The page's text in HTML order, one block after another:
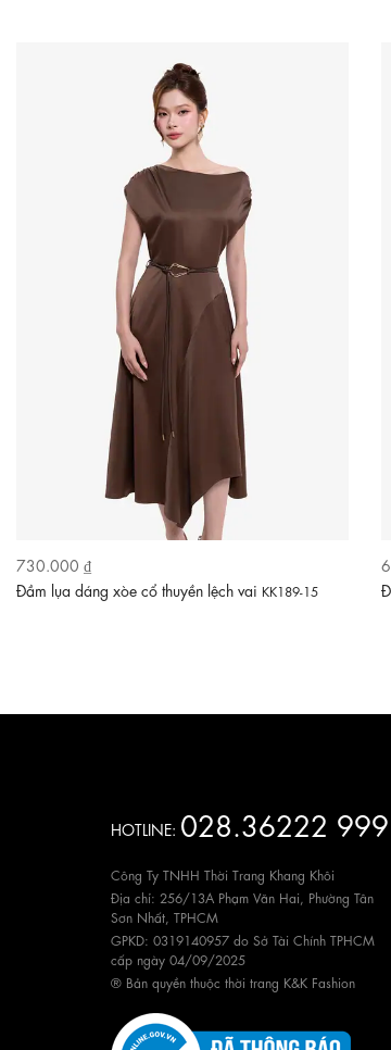
730.000 ₫
Đầm lụa dáng xòe cổ thuyền lệch vai KK189-15
HOTLINE: 028.36222 999
Công Ty TNHH Thời Trang Khang Khôi
Địa chỉ: 256/13A Phạm Văn Hai, Phường Tân
Sơn Nhất, TPHCM
GPKD: 0319140957 do Sở Tài Chính TPHCM
cấp ngày 04/09/2025
® Bản quyền thuộc thời trang K&K Fashion